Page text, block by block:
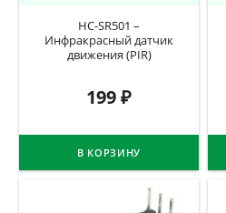
HC-SR501 –
Инфракрасный датчик
движения (PIR)
199₽
В КОРЗИНУ